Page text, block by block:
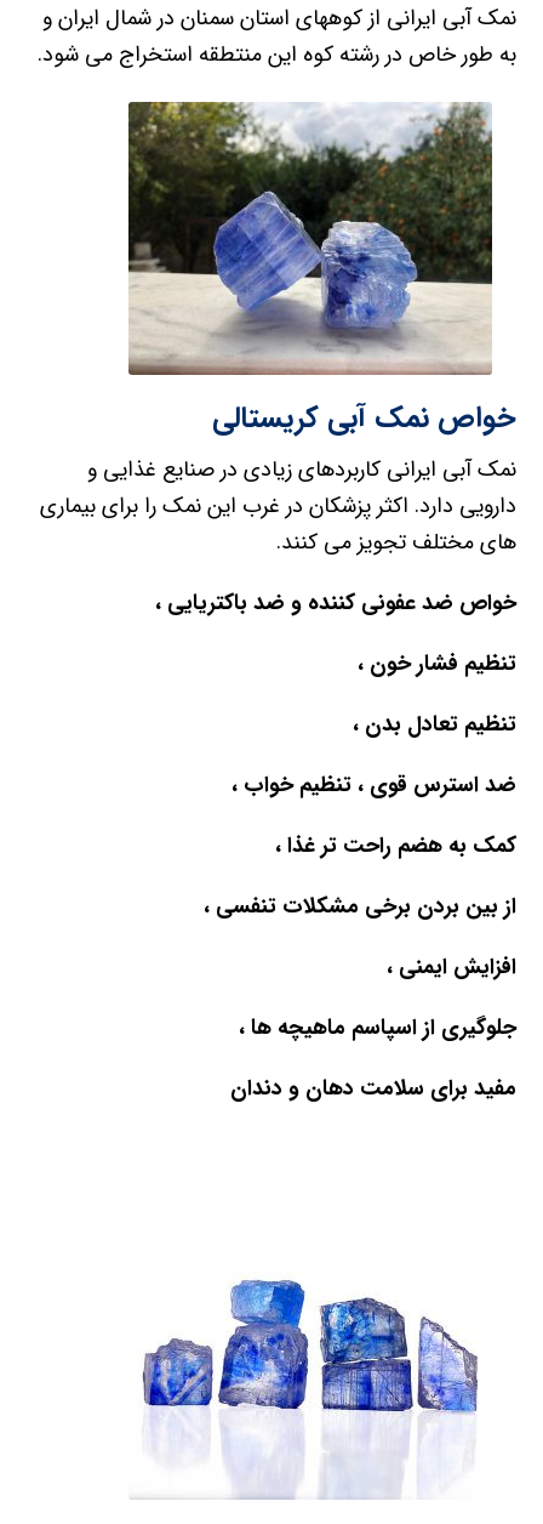
نمک آبی ایرانی از کوههای استان سمنان در شمال ایران و
به طور خاص در رشته کوه این منتطقه استخراج می شود.
خواص نمک آبی کریستالی
نمک آبی ایرانی کاربردهای زیادی در صنایع غذایی و
دارویی دارد. اکثر پزشکان در غرب این نمک را برای بیماری
های مختلف تجویز می کنند.
خواص ضد عفونی کننده و ضد باکتریایی ،
تنظیم فشار خون ،
تنظیم تعادل بدن ،
ضد استرس قوی ، تنظیم خواب ،
کمک به هضم راحت تر غذا ،
از بین بردن برخی مشکلات تنفسی ،
افزایش ایمنی ،
جلوگیری از اسپاسم ماهیچه ها ،
مفید برای سلامت دهان و دندان